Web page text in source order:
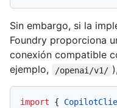
Sin embargo, si la
Foundry proporciona
conexión compatible
ejemplo,
/openai/v1/
import {